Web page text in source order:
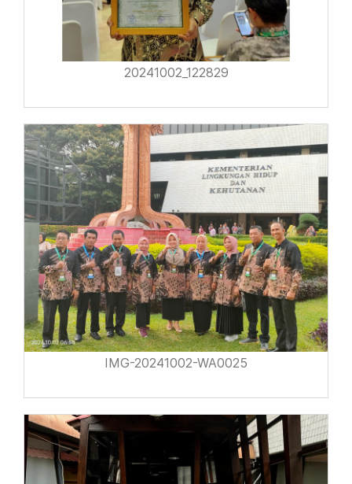
20241002_122829
IMG-20241002-WA0025